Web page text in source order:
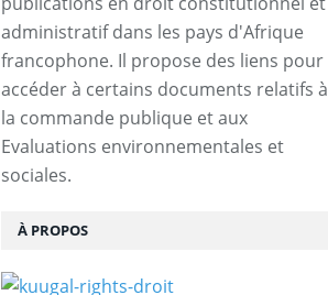
administratif dans les pays d'Afrique
francophone. Il propose des liens pour
accéder à certains documents relatifs à
la commande publique et aux
Evaluations environnementales et
sociales.
À PROPOS